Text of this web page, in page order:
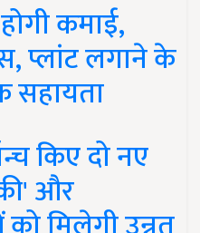
कमाई,
प्लांट लगाने के
सहायता
किए दो नए
और